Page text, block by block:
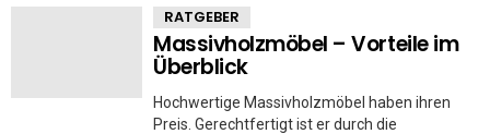
RATGEBER
Massivholzmöbel – Vorteile im
Überblick
Hochwertige Massivholzmöbel haben ihren
Preis. Gerechtfertigt ist er durch die